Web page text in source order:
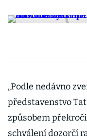
„Podle nedávno
představenstvo
způsobem
schválení dozorčí